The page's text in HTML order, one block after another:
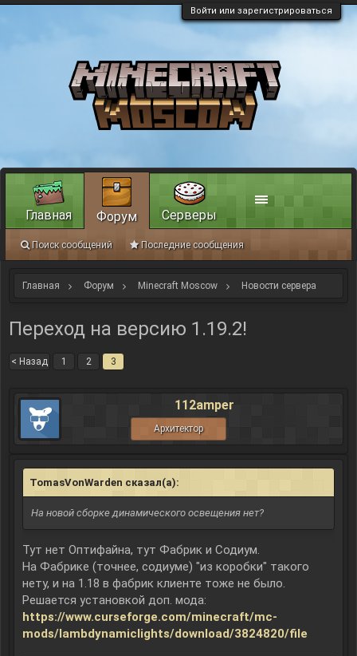
Войти или зарегистрироваться
Главная Форум Minecraft Moscow Новости сервера
Переход на версию 1.19.2!
< Назад 1 2 3
112amper
Архитектор
TomasVonWarden сказал(а):
На новой сборке динамического освещения нет?
Тут нет Оптифайна, тут Фабрик и Содиум.
На Фабрике (точнее, содиуме) "из коробки" такого
нету, и на 1.18 в фабрик клиенте тоже не было.
Решается установкой доп. мода:
https://www.curseforge.com/minecraft/mc-
mods/lambdynamiclights/download/3824820/file
Главная Форум
Поиск сообщений Последние сообщения
Серверы